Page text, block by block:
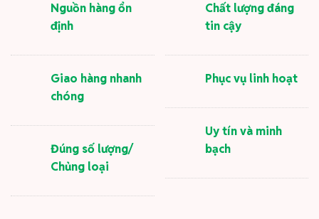
Nguồn hàng ổn
định
Giao hàng nhanh
chóng
Đúng số lượng/
Chủng loại
Chất lượng đáng
tin cậy
Phục vụ linh hoạt
Uy tín và minh
bạch